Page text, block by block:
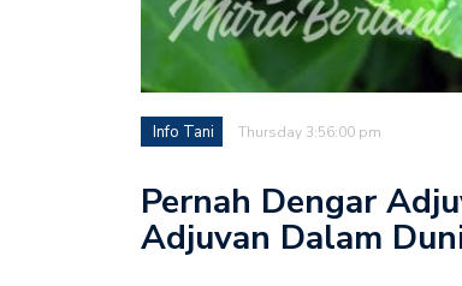
Info Tani Thursday 3:56:00 pm
Pernah Dengar
Adjuvan Dalam